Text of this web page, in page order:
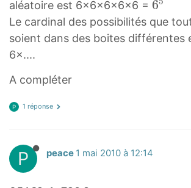
aléatoire est 6×6x6×6×6 = 6
5
6
6
Le cardinal des possibilités que
soient dans des boites différentes
6×....
A compléter
P 1 réponse
P peace 1 mai 2010 à 12:14